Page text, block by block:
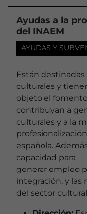
Ayudas a la
del INAEM
AYUDAS Y
Están destinadas
culturales y
objeto el
contribuyan a
culturales y a la
española.
capacidad para
generar empleo
integración, y las
del sector